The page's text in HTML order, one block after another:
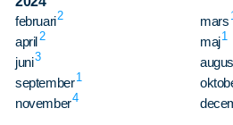
februari2 mars
april2 maj1
juni3
september1
november4